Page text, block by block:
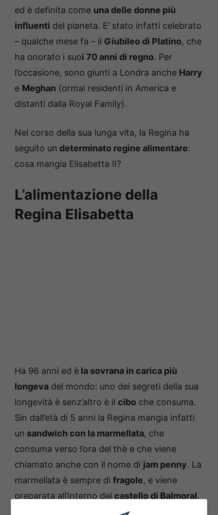
ed è definita come una delle donne più
influenti del pianeta. E’ stato infatti celebrato
– qualche mese fa – il Giubileo di Platino, che
ha onorato i suoi 70 anni di regno. Per
l’occasione, sono giunti a Londra anche Harry
e Meghan (ormai residenti in America e
distanti dalla Royal Family).
Nel corso della sua lunga vita, la Regina ha
seguito un determinato regine alimentare:
cosa mangia Elisabetta II?
L’alimentazione della
Regina Elisabetta
Ha 96 anni ed è la sovrana in carica più
longeva del mondo: uno dei segreti della sua
longevità è senz’altro è il cibo che consuma.
Sin dall’età di 5 anni la Regina mangia infatti
un sandwich con la marmellata, che
consuma verso l’ora del thè e che viene
chiamato anche con il nome di jam penny. La
marmellata è sempre di fragole, e viene
preparata all’interno del castello di Balmoral.